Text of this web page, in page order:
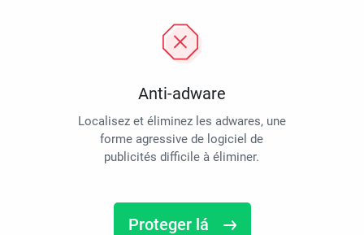
Anti-adware
Localisez et éliminez les adwares, une
forme agressive de logiciel de
publicités difficile à éliminer.
Proteger lá